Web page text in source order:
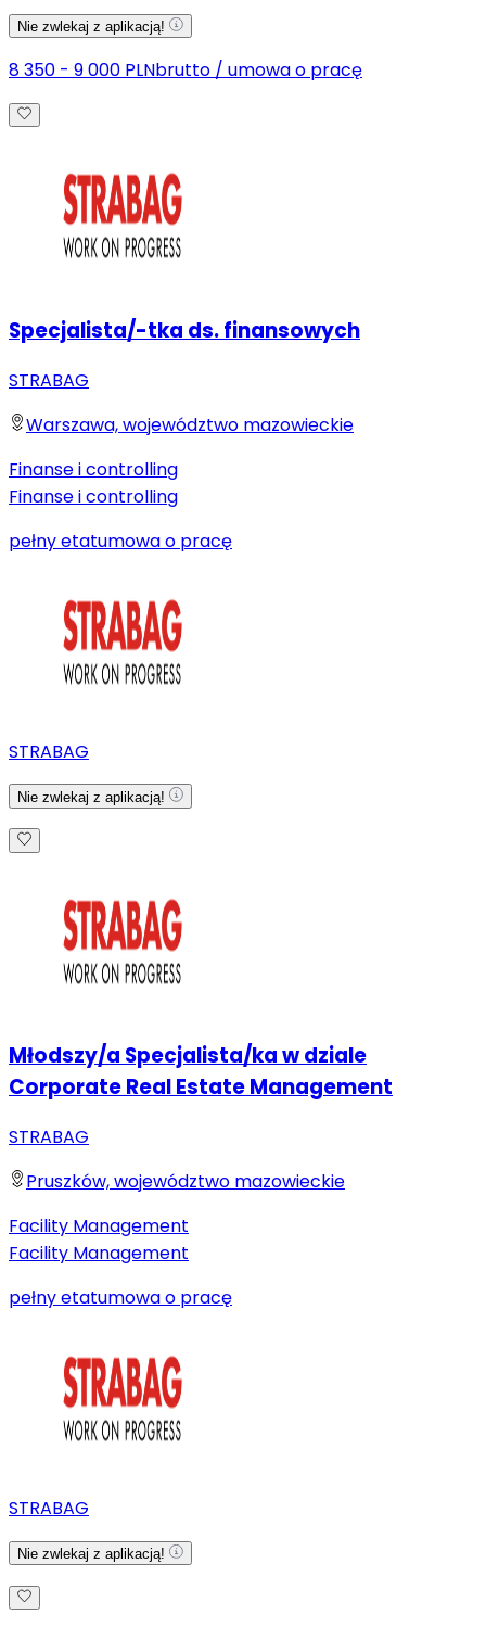
Nie zwlekaj z aplikacją!
8 350 - 9 000 PLNbrutto / umowa o pracę
Specjalista/-tka ds. finansowych
STRABAG
Warszawa, województwo mazowieckie
Finanse i controlling
Finanse i controlling
pełny etatumowa o pracę
STRABAG
Nie zwlekaj z aplikacją!
Młodszy/a Specjalista/ka w dziale
Corporate Real Estate Management
STRABAG
Pruszków, województwo mazowieckie
Facility Management
Facility Management
pełny etatumowa o pracę
STRABAG
Nie zwlekaj z aplikacją!